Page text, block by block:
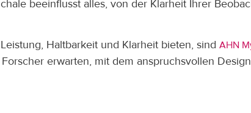
beeinflusst alles, von der Klarheit Ihrer
Haltbarkeit und Klarheit bieten, sind AHN
erwarten, mit dem anspruchsvollen